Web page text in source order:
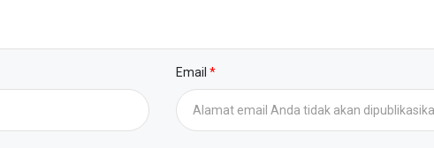
Email